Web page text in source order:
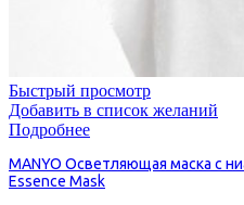
Быстрый просмотр
Добавить в список желаний
Подробнее
MANYO Осветляющая маска с
Essence Mask